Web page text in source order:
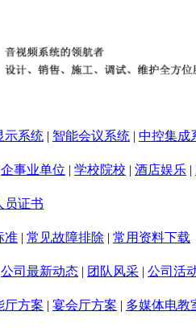
示系统 | 智能会议系统 | 中控集成
企事业单位 | 学校院校 | 酒店娱乐 |
员证书
准 | 常见故障排除 | 常用资料下载
公司最新动态 | 团队风采 | 公司活
厅方案 | 宴会厅方案 | 多媒体电教